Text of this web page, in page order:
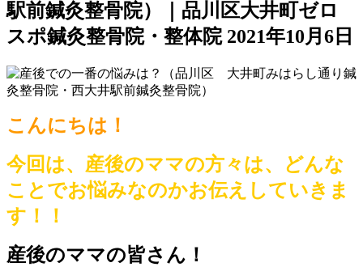
駅前鍼灸整骨院）｜品川区大井町ゼロ
スポ鍼灸整骨院・整体院 2021年10月6日
こんにちは！
今回は、産後のママの方々は、どんな
ことでお悩みなのかお伝えしていきま
す！！
産後のママの皆さん！